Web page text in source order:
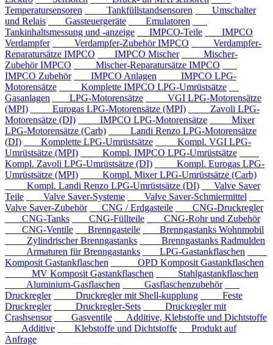
Temperatursensoren
Tankfüllstandsensoren
Umschalter
und Relais
Gassteuergeräte
Emulatoren
Tankinhaltsmessung und -anzeige
IMPCO-Teile
IMPCO
Verdampfer
Verdampfer-Zubehör IMPCO
Verdampfer-
Reparatursätze IMPCO
IMPCO Mischer
Mischer-
Zubehör IMPCO
Mischer-Reparatursätze IMPCO
IMPCO Zubehör
IMPCO Anlagen
IMPCO LPG-
Motorensätze
Komplette IMPCO LPG-Umrüstsätze
Gasanlagen
LPG-Motorensätze
VGI LPG-Motorensätze
(MPI)
Eurogas LPG-Motorensätze (MPI)
Zavoli LPG-
Motorensätze (DI)
IMPCO LPG-Motorensätze
Mixer
LPG-Motorensätze (Carb)
Landi Renzo LPG-Motorensätze
(DI)
Komplette LPG-Umrüstsätze
Kompl. VGI LPG-
Umrüstsätze (MPI)
Kompl. IMPCO LPG-Umrüstsätze
Kompl. Zavoli LPG-Umrüstsätze (DI)
Kompl. Eurogas LPG-
Umrüstsätze (MPI)
Kompl. Mixer LPG-Umrüstsätze (Carb)
Kompl. Landi Renzo LPG-Umrüstsätze (DI)
Valve Saver
Teile
Valve Saver-Systeme
Valve Saver-Schmiermittel
Valve Saver-Zubehör
CNG / Erdgasteile
CNG-Druckregler
CNG-Tanks
CNG-Füllteile
CNG-Rohr und Zubehör
CNG-Ventile
Brenngasteile
Brenngastanks Wohnmobil
Zylindrischer Brenngastanks
Brenngastanks Radmulden
Armaturen für Brenngastanks
LPG-Gastankflaschen
Komposit Gastankflaschen
OPD Komposit Gastankflaschen
MV Komposit Gastankflaschen
Stahlgastankflaschen
Aluminium-Gasflaschen
Gasflaschenzubehör
Druckregler
Druckregler mit Shell-kupplung
Feste
Druckregler
Druckregler-Sets
Druckregler mit
Crashsensor
Gasventile
Additive, Klebstoffe und Dichtstoffe
Additive
Klebstoffe und Dichtstoffe
Produkt auf
Anfrage